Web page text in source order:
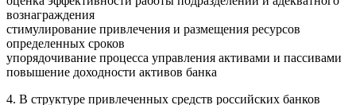
вознаграждения
стимулирование привлечения и размещения ресурсов
определенных сроков
упорядочивание процесса управления активами и пассивами
повышение доходности активов банка
4. В структуре привлеченных средств российских банков